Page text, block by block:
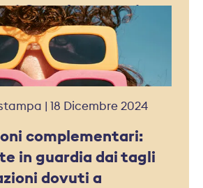
Complementari
| 18 Dicembre 2024
complementari:
in guardia dai tagli
dovuti a